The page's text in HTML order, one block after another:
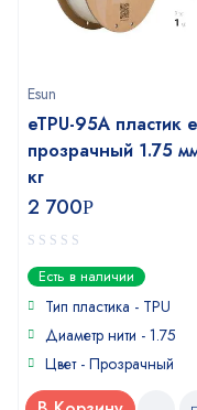
Esun
eTPU-95A пластик
прозрачный 1.75
кг
2 700Р
0
out
of
Есть в наличии
Тип пластика - TPU
Диаметр нити - 1.75
Цвет - Прозрачный